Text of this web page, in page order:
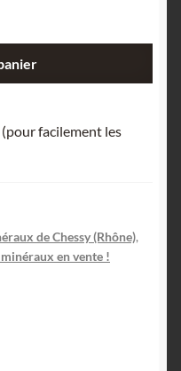
facilement les
de Chessy (Rhône),
en vente !